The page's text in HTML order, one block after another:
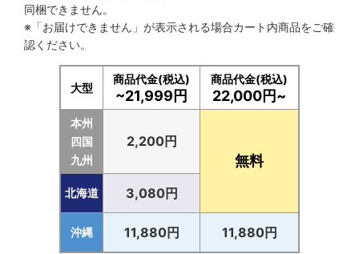
同梱できません。
※「お届けできません」が表示される場合カート内商品をご確
認ください。
大型
商品代金(税込)
~21,999円
商品代金(税込)
22,000円~
本州
四国
九州
2,200円
無料
北海道 3,080円
沖縄 11,880円 11,880円